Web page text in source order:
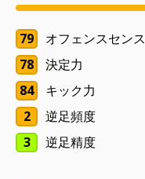
79
オフェンスセンス
78
決定力
84
キック力
2
逆足頻度
3
逆足精度